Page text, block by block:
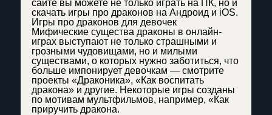
сайте вы можете не только играть на ПК, но и
скачать игры про драконов на Андроид и iOS.
Игры про драконов для девочек
Мифические существа драконы в онлайн-
играх выступают не только страшными и
грозными чудовищами, но и милыми
существами, о которых нужно заботиться, что
больше импонирует девочкам — смотрите
проекты «Драконика», «Как воспитать
дракона» и другие. Некоторые игры созданы
по мотивам мультфильмов, например, «Как
приручить дракона.